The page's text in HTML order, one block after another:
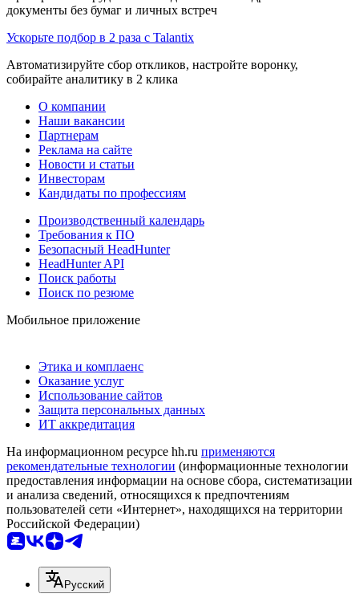
документы без бумаг и личных встреч
Ускорьте подбор в 2 раза с Talantix
Автоматизируйте сбор откликов, настройте воронку,
собирайте аналитику в 2 клика
О компании
Наши вакансии
Партнерам
Реклама на сайте
Новости и статьи
Инвесторам
Кандидаты по профессиям
Производственный календарь
Требования к ПО
Безопасный HeadHunter
HeadHunter API
Поиск работы
Поиск по резюме
Мобильное приложение
Этика и комплаенс
Оказание услуг
Использование сайтов
Защита персональных данных
ИТ аккредитация
На информационном ресурсе hh.ru применяются
рекомендательные технологии (информационные технологии
предоставления информации на основе сбора, систематизации
и анализа сведений, относящихся к предпочтениям
пользователей сети «Интернет», находящихся на территории
Российской Федерации)
Русский